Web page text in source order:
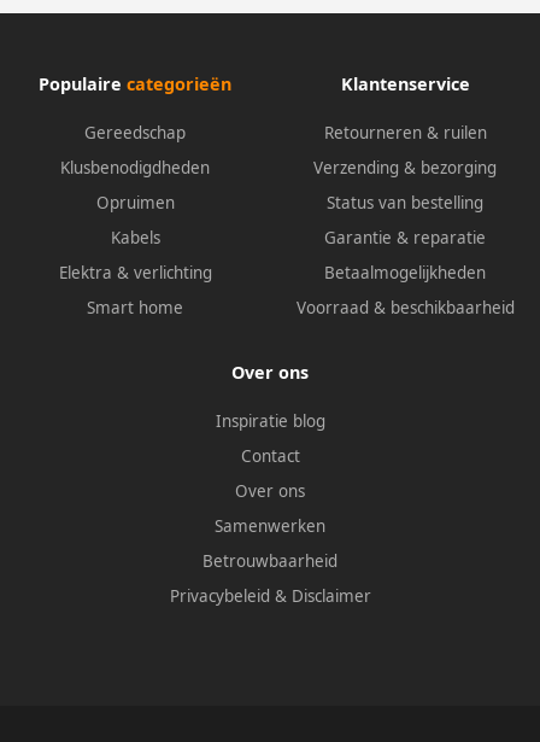
Populaire categorieën
Gereedschap
Klusbenodigdheden
Opruimen
Kabels
Elektra & verlichting
Smart home
Klantenservice
Retourneren & ruilen
Verzending & bezorging
Status van bestelling
Garantie & reparatie
Betaalmogelijkheden
Voorraad & beschikbaarheid
Over ons
Inspiratie blog
Contact
Over ons
Samenwerken
Betrouwbaarheid
Privacybeleid & Disclaimer